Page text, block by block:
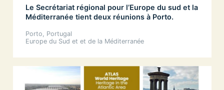
Le Secrétariat régional pour l’Europe du sud et la
Méditerranée tient deux réunions à Porto.
Porto, Portugal
Europe du Sud et et de la Méditerranée